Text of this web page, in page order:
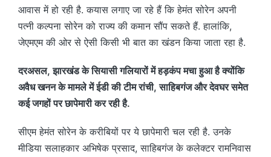
आवास में हो रही है. कयास लगाए जा रहे हैं कि हेमंत सोरेन अपनी
पत्नी कल्पना सोरेन को राज्य की कमान सौंप सकते हैं. हालांकि,
जेएमएम की ओर से ऐसी किसी भी बात का खंडन किया जाता रहा है.
दरअसल, झारखंड के सियासी गलियारों में हड़कंप मचा हुआ है क्योंकि
अवैध खनन के मामले में ईडी की टीम रांची, साहिबगंज और देवघर समेत
कई जगहों पर छापेमारी कर रही है.
सीएम हेमंत सोरेन के करीबियों पर ये छापेमारी चल रही है. उनके
मीडिया सलाहकार अभिषेक प्रसाद, साहिबगंज के कलेक्टर रामनिवास